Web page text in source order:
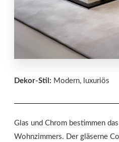
Dekor-Stil: Modern, luxuriös
Glas und Chrom bestimmen
Wohnzimmers. Der gläserne